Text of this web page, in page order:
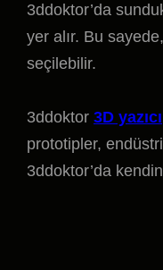
3ddoktor’da
yer alır. Bu
seçilebilir.
3ddoktor 3D yazıcı
prototipler,
3ddoktor’da